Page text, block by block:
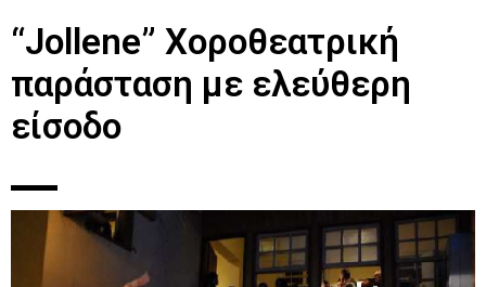
“Jollene” Χοροθεατρική
παράσταση με ελεύθερη
είσοδο